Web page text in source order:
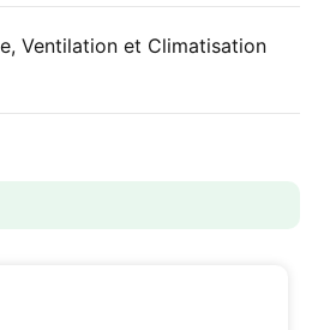
Ventilation et Climatisation